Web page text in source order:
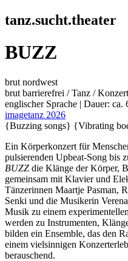
tanz.sucht.theater
BUZZ
brut nordwest
brut barrierefrei / Tanz / Konzert
englischer Sprache | Dauer: ca.
imagetanz 2026
{Buzzing songs} {Vibrating
Ein Körperkonzert für
pulsierenden Upbeat-Song bis
BUZZ die Klänge der Körper,
gemeinsam mit Klavier und
Tänzerinnen Maartje Pasman,
Senki und die Musikerin
Musik zu einem
werden zu Instrumenten,
bilden ein Ensemble, das den
einem vielsinnigen
berauschend.